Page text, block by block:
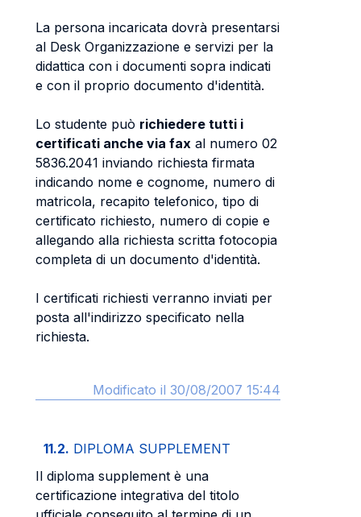
La persona incaricata dovrà presentarsi
al Desk Organizzazione e servizi per la
didattica con i documenti sopra indicati
e con il proprio documento d'identità.
Lo studente può richiedere tutti i
certificati anche via fax al numero 02
5836.2041 inviando richiesta firmata
indicando nome e cognome, numero di
matricola, recapito telefonico, tipo di
certificato richiesto, numero di copie e
allegando alla richiesta scritta fotocopia
completa di un documento d'identità.
I certificati richiesti verranno inviati per
posta all'indirizzo specificato nella
richiesta.
Modificato il 30/08/2007 15:44
11.2. DIPLOMA SUPPLEMENT
Il diploma supplement è una
certificazione integrativa del titolo